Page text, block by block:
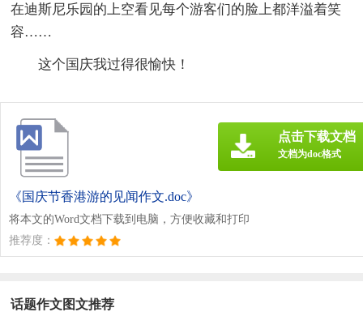
在迪斯尼乐园的上空看见每个游客们的脸上都洋溢着笑
容……
这个国庆我过得很愉快！
《国庆节香港游的见闻作文.doc》
将本文的Word文档下载到电脑，方便收藏和打印
推荐度：
点击下载文档
文档为doc格式
话题作文图文推荐